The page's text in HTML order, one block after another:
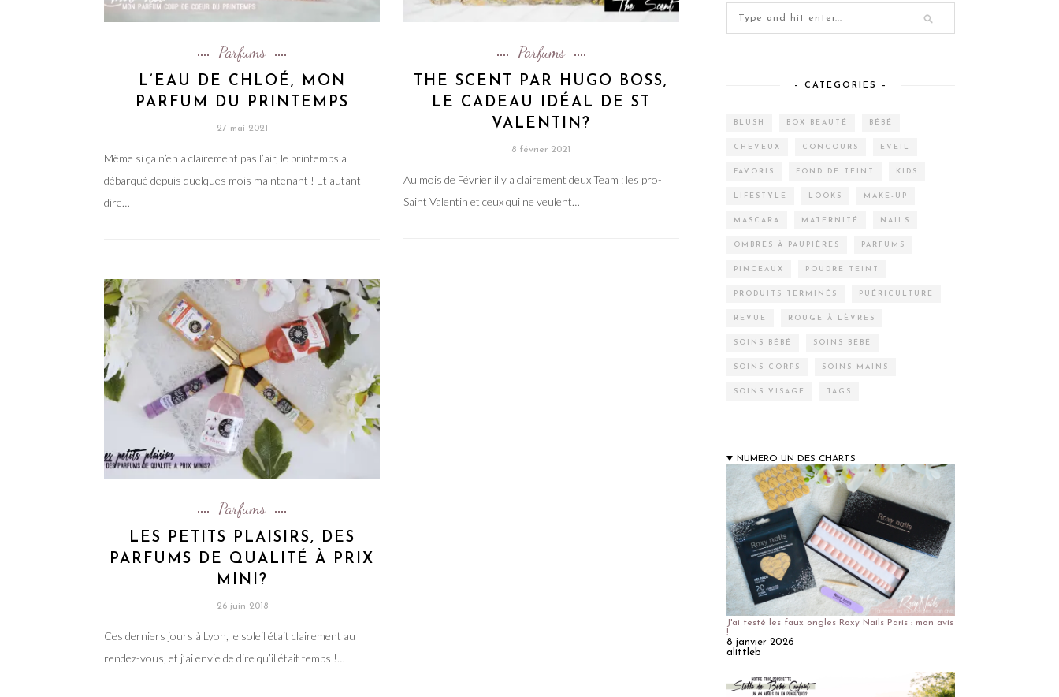
Parfums
L’EAU DE CHLOÉ, MON
PARFUM DU PRINTEMPS
27 mai 2021
Même si ça n’en a clairement pas l’air, le printemps a
débarqué depuis quelques mois maintenant ! Et autant
dire…
Parfums
THE SCENT PAR HUGO BOSS,
LE CADEAU IDÉAL DE ST
VALENTIN?
8 février 2021
Au mois de Février il y a clairement deux Team : les pro-
Saint Valentin et ceux qui ne veulent…
Parfums
LES PETITS PLAISIRS, DES
PARFUMS DE QUALITÉ À PRIX
MINI?
26 juin 2018
Ces derniers jours à Lyon, le soleil était clairement au
rendez-vous, et j’ai envie de dire qu’il était temps !…
– CATEGORIES –
BLUSH BOX BEAUTÉ BÉBÉ
CHEVEUX CONCOURS EVEIL
FAVORIS FOND DE TEINT KIDS
LIFESTYLE LOOKS MAKE-UP
MASCARA MATERNITÉ NAILS
OMBRES À PAUPIÈRES PARFUMS
PINCEAUX POUDRE TEINT
PRODUITS TERMINÉS PUÉRICULTURE
REVUE ROUGE À LÈVRES
SOINS BÉBÉ SOINS BÉBÉ
SOINS CORPS SOINS MAINS
SOINS VISAGE TAGS
NUMERO UN DES CHARTS
J'ai testé les faux ongles Roxy Nails Paris : mon avis
!
8 janvier 2026
alittleb